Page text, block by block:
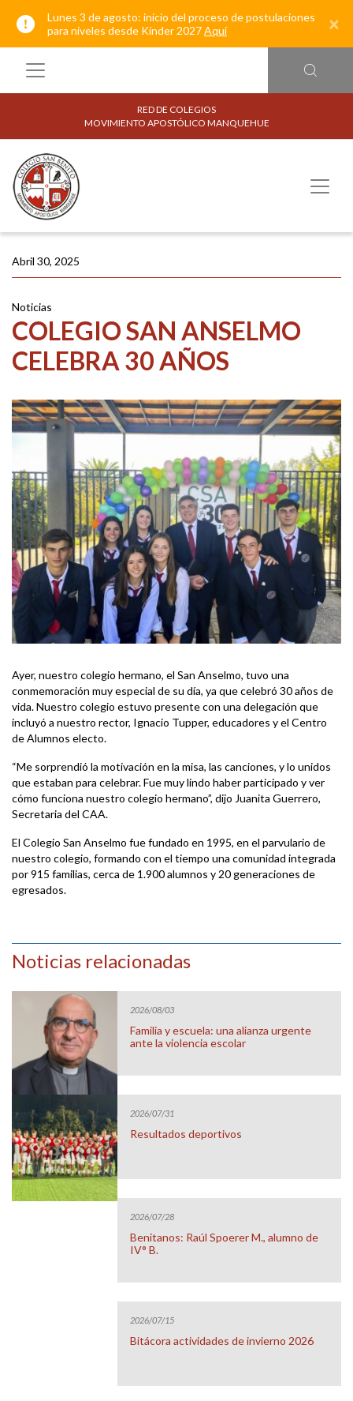
Lunes 3 de agosto: inicio del proceso de postulaciones
para niveles desde Kínder 2027Aquí ×
RED DE COLEGIOS
MOVIMIENTO APOSTÓLICO MANQUEHUE
Abril 30, 2025
Noticias
COLEGIO SAN ANSELMO
CELEBRA 30 AÑOS
Ayer, nuestro colegio hermano, el San Anselmo, tuvo una
conmemoración muy especial de su día, ya que celebró 30 años de
vida. Nuestro colegio estuvo presente con una delegación que
incluyó a nuestro rector, Ignacio Tupper, educadores y el Centro
de Alumnos electo.
“Me sorprendió la motivación en la misa, las canciones, y lo unidos
que estaban para celebrar. Fue muy lindo haber participado y ver
cómo funciona nuestro colegio hermano”, dijo Juanita Guerrero,
Secretaria del CAA.
El Colegio San Anselmo fue fundado en 1995, en el parvulario de
nuestro colegio, formando con el tiempo una comunidad integrada
por 915 familias, cerca de 1.900 alumnos y 20 generaciones de
egresados.
Noticias relacionadas
2026/08/03
Familia y escuela: una alianza urgente
ante la violencia escolar
2026/07/31
Resultados deportivos
2026/07/28
Benitanos: Raúl Spoerer M., alumno de
IV° B.
2026/07/15
Bitácora actividades de invierno 2026